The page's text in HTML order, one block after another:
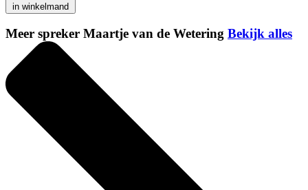
in winkelmand
Meer spreker Maartje van de Wetering Bekijk alles